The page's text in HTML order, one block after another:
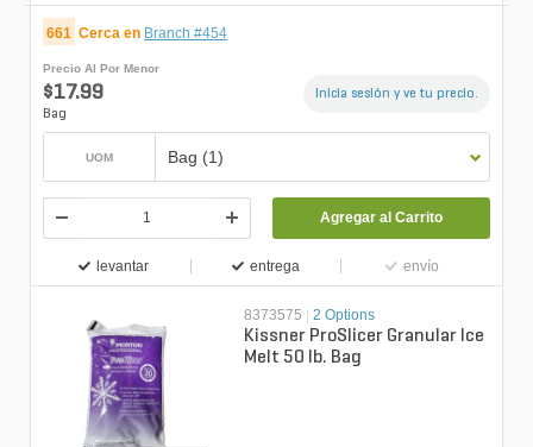
661 Cerca en Branch #454
Precio Al Por Menor
$17.99
Bag
Inicia sesión y ve tu precio.
UOM Bag (1)
Agregar al Carrito
levantar entrega envío
8373575 2 Options
Kissner ProSlicer Granular Ice
Melt 50 lb. Bag